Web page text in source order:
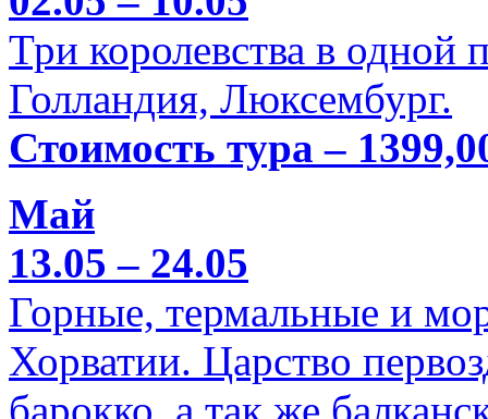
Три королевства в одной
Голландия, Люксембург.
Стоимость тура –
Май
13.05 – 24.05
Горные, термальные и
Хорватии. Царство